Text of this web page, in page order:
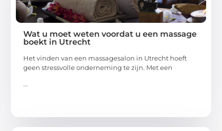
Wat u moet weten voordat u een massage
boekt in Utrecht
Het vinden van een massagesalon in Utrecht hoeft
geen stressvolle onderneming te zijn. Met een
...